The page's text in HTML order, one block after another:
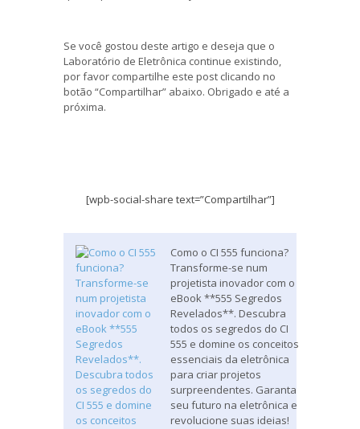
Se você gostou deste artigo e deseja que o
Laboratório de Eletrônica continue existindo,
por favor compartilhe este post clicando no
botão “Compartilhar” abaixo. Obrigado e até a
próxima.
[wpb-social-share text=”Compartilhar”]
Como o CI 555 funciona?
Transforme-se num
projetista inovador com o
eBook **555 Segredos
Revelados**. Descubra
todos os segredos do CI
555 e domine os conceitos
essenciais da eletrônica
para criar projetos
surpreendentes. Garanta
seu futuro na eletrônica e
revolucione suas ideias!